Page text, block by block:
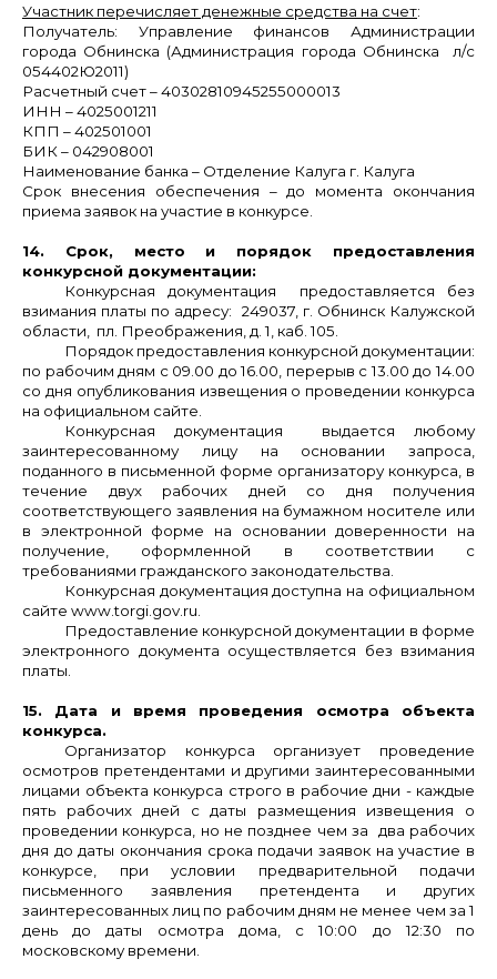
Участник перечисляет денежные средства на счет:
Получатель: Управление финансов Администрации
города Обнинска (Администрация города Обнинска л/с
054402Ю2011)
Расчетный счет – 40302810945255000013
ИНН – 4025001211
КПП – 402501001
БИК – 042908001
Наименование банка – Отделение Калуга г. Калуга
Срок внесения обеспечения – до момента окончания
приема заявок на участие в конкурсе.
14. Срок, место и порядок предоставления
конкурсной документации:
Конкурсная документация предоставляется без
взимания платы по адресу: 249037, г. Обнинск Калужской
области, пл. Преображения, д. 1, каб. 105.
Порядок предоставления конкурсной документации:
по рабочим дням с 09.00 до 16.00, перерыв с 13.00 до 14.00
со дня опубликования извещения о проведении конкурса
на официальном сайте.
Конкурсная документация выдается любому
заинтересованному лицу на основании запроса,
поданного в письменной форме организатору конкурса, в
течение двух рабочих дней со дня получения
соответствующего заявления на бумажном носителе или
в электронной форме на основании доверенности на
получение, оформленной в соответствии с
требованиями гражданского законодательства.
Конкурсная документация доступна на официальном
сайте www.torgi.gov.ru.
Предоставление конкурсной документации в форме
электронного документа осуществляется без взимания
платы.
15. Дата и время проведения осмотра объекта
конкурса.
Организатор конкурса организует проведение
осмотров претендентами и другими заинтересованными
лицами объекта конкурса строго в рабочие дни - каждые
пять рабочих дней с даты размещения извещения о
проведении конкурса, но не позднее чем за два рабочих
дня до даты окончания срока подачи заявок на участие в
конкурсе, при условии предварительной подачи
письменного заявления претендента и других
заинтересованных лиц по рабочим дням не менее чем за 1
день до даты осмотра дома, с 10:00 до 12:30 по
московскому времени.